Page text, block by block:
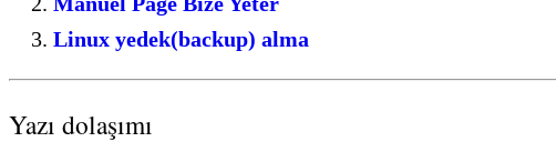
Linux yedek(backup) alma
Yazı dolaşımı